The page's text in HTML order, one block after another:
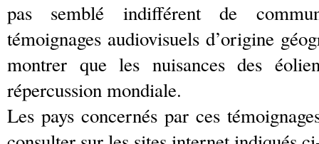
pas semblé indifférent de
témoignages audiovisuels d’origine
montrer que les nuisances des
répercussion mondiale.
Les pays concernés par ces